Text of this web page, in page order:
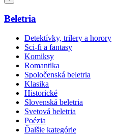
Beletria
Detektívky, trilery a horory
Sci-fi a fantasy
Komiksy
Romantika
Spoločenská beletria
Klasika
Historické
Slovenská beletria
Svetová beletria
Poézia
Ďalšie kategórie